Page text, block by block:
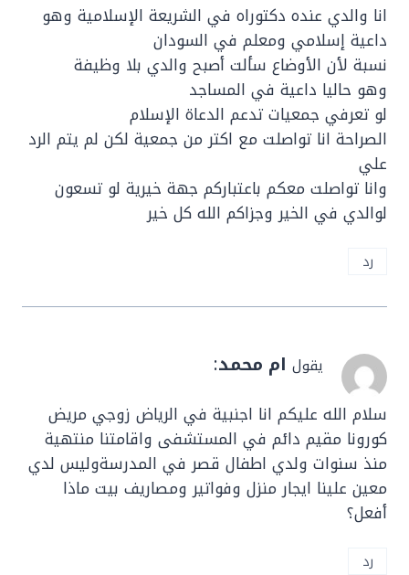
انا والدي عنده دكتوراه في الشريعة الإسلامية وهو
داعية إسلامي ومعلم في السودان
نسبة لأن الأوضاع سألت أصبح والدي بلا وظيفة
وهو حاليا داعية في المساجد
لو تعرفي جمعيات تدعم الدعاة الإسلام
الصراحة انا تواصلت مع اكتر من جمعية لكن لم يتم الرد
علي
وانا تواصلت معكم باعتباركم جهة خيرية لو تسعون
لوالدي في الخير وجزاكم الله كل خير
رد
يقول ام محمد:
سلام الله عليكم انا اجنبية في الرياض زوجي مريض
كورونا مقيم دائم في المستشفى واقامتنا منتهية
منذ سنوات ولدي اطفال قصر في المدرسةوليس لدي
معين علينا ايجار منزل وفواتير ومصاريف بيت ماذا
أفعل؟
رد